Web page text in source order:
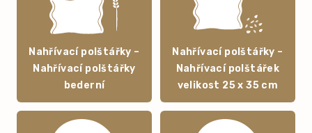
Nahřívací polštářky –
Nahřívací polštářky
bederní
Nahřívací polštářky –
Nahřívací polštářek
velikost 25 x 35 cm